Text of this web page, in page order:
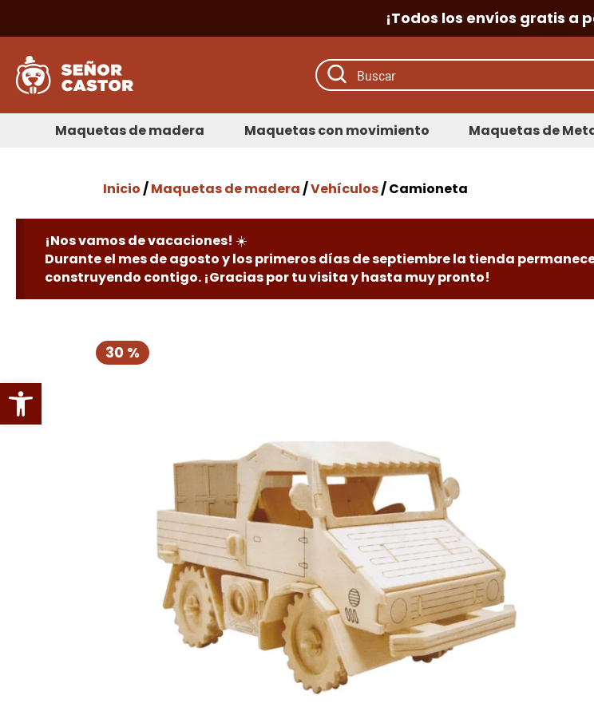
Abrir barra de herramientas
¡Todos los envíos gratis a
Maquetas de madera Maquetas con movimiento Maquetas de
Inicio/Maquetas de madera/Vehículos/ Camioneta
¡Nos vamos de vacaciones! ☀️
Durante el mes de agosto y los primeros días de septiembre la tienda
construyendo contigo. ¡Gracias por tu visita y hasta muy pronto!
30 %